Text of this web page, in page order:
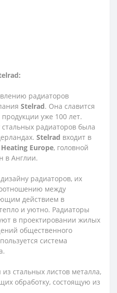
радиаторов
Stelrad. Она славится
уже 100 лет.
радиаторов была
Stelrad входит в
Europe, головной
в Англии.
радиаторов, их
между
действием в
и уютно. Радиаторы
в проектировании жилых
общественного
система
стальных листов металла,
обработку, состоящую из